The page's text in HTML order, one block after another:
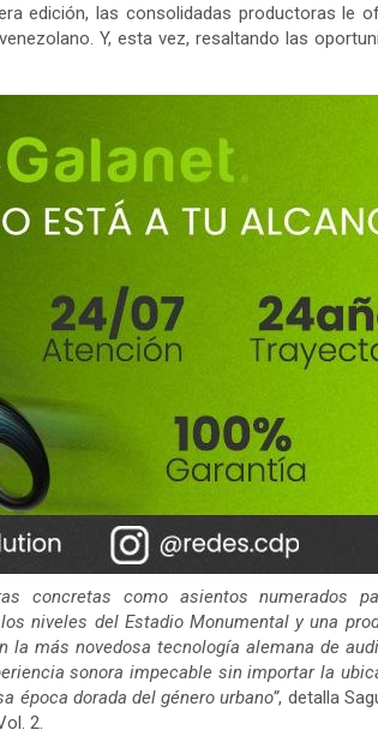
edición, las consolidadas productoras le
Y, esta vez, resaltando las
concretas como asientos numerados
niveles del Estadio Monumental y una
la más novedosa tecnología alemana de
sonora impecable sin importar la
época dorada del género urbano”, detalla
2.